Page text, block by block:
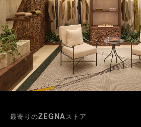
最寄りのZEGNAストア